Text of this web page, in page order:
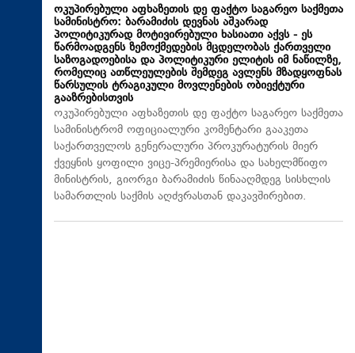
ოკუპირებული აფხაზეთის დე ფაქტო საგარეო საქმეთა
სამინისტრო: ბარამიძის დევნას აშკარად
პოლიტიკურად მოტივირებული ხასიათი აქვს - ეს
წარმოადგენს ზემოქმედების მცდელობას ქართველი
საზოგადოებისა და პოლიტიკური ელიტის იმ ნაწილზე,
რომელიც ათწლეულების შემდეგ ავლენს მზადყოფნას
წარსულის ტრაგიკული მოვლენების ობიექტური
გააზრებისთვის
ოკუპირებული აფხაზეთის დე ფაქტო საგარეო საქმეთა
სამინისტრომ ოფიციალური კომენტარი გააკეთა
საქართველოს გენერალური პროკურატურის მიერ
ქვეყნის ყოფილი ვიცე-პრემიერისა და სახელმწიფო
მინისტრის, გიორგი ბარამიძის წინააღმდეგ სისხლის
სამართლის საქმის აღძვრასთან დაკავშირებით.